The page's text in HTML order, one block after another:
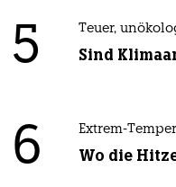
5 Teuer,
Sind
6 Extrem-
Wo die